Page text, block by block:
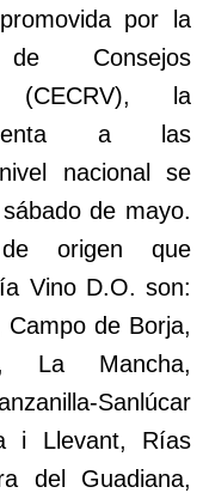
por la
de Consejos
(CECRV), la
a las
nacional se
de mayo.
origen que
Vino D.O. son:
Campo de Borja,
La Mancha,
Sanlúcar
i Llevant, Rías
del Guadiana,